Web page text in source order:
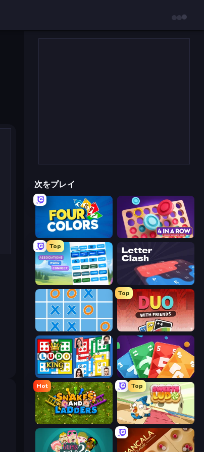
次をプレイ
Connect 4 Online Multiplayer
Top
Associations - Word Connect LetterClash
Tic Tac Toe Online
Top
DUO With Friends
Ludo King Foono Online Multiplayer
Hot
Snakes and Ladders
Top
Sweety Ludo